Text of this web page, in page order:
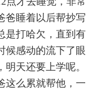
爸睡着以后帮抄写
是打哈欠，直到有
候感动的流下了眼
天还要上学呢。
这么累就帮他，一